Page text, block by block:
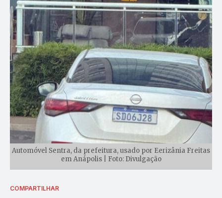
Automóvel Sentra, da prefeitura, usado por Eerizânia Freitas
em Anápolis | Foto: Divulgação
COMPARTILHAR